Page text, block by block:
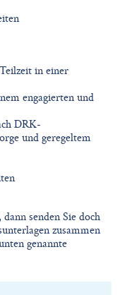
in einer
engagierten und
DRK-
und geregeltem
senden Sie doch
zusammen
genannte